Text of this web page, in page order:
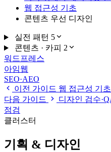
웹 접근성 기초
콘텐츠 우선 디자인
실전 패턴 5
콘텐츠 · 카피 2
워드프레스
아임웹
SEO·AEO
이전 가이드 웹 접근성 기
다음 가이드
디자인 검수
점검
클러스터
기획 & 디자인